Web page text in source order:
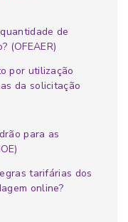
de
(OFEAER)
por utilização
da solicitação
para as
tarifárias dos
online?